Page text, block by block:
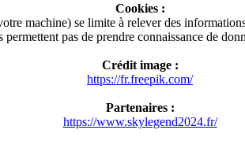
Cookies :
machine) se limite à relever des
permettent pas de prendre connaissance de
Crédit image :
https://fr.freepik.com/
Partenaires :
https://www.skylegend2024.fr/